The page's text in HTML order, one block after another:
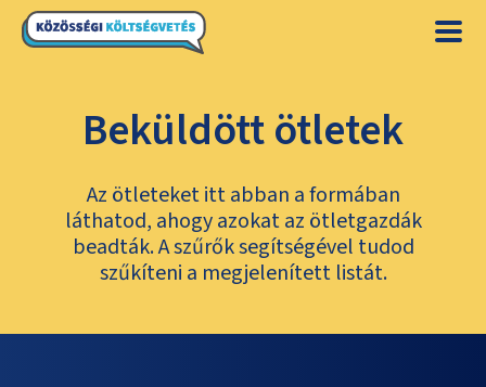
Beküldött ötletek
Az ötleteket itt abban a formában
láthatod, ahogy azokat az ötletgazdák
beadták. A szűrők segítségével tudod
szűkíteni a megjelenített listát.